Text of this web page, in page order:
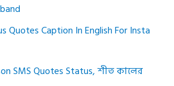
Quotes Caption In English For Insta
SMS Quotes Status, শীত কালের